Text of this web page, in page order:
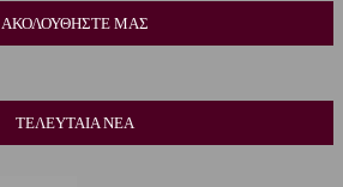
ΑΚΟΛΟΥΘΗΣΤΕ ΜΑΣ
ΤΕΛΕΥΤΑΙΑ ΝΕΑ